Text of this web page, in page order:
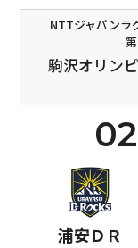
NTTジャパンラ
駒沢オリン
浦安ＤＲ